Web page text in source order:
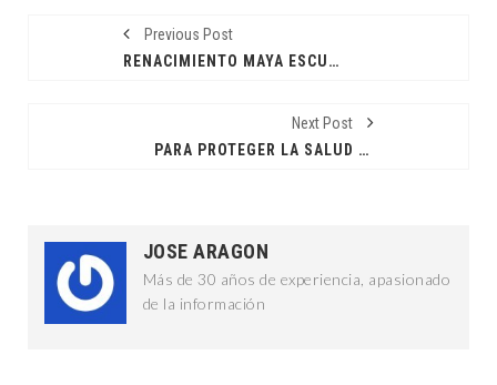
Previous Post
RENACIMIENTO MAYA ESCUCHARÁ TODAS LAS VOCES
Next Post
PARA PROTEGER LA SALUD DE LOS MEXICANOS
JOSE ARAGON
Más de 30 años de experiencia, apasionado
de la información